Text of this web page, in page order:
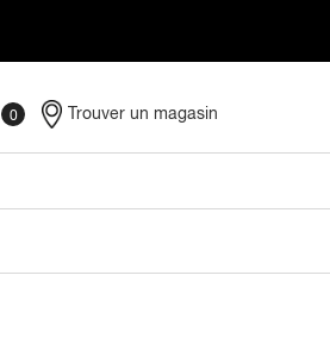
Trouver un magasin